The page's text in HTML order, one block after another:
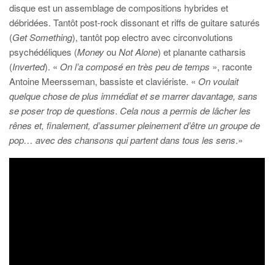
disque est un assemblage de compositions hybrides et
débridées. Tantôt post-rock dissonant et riffs de guitare saturés
(Get Something), tantôt pop electro avec circonvolutions
psychédéliques (MoneyouNot Alone) et planante catharsis
(Inverted). « On l’a composé en très peu de temps », raconte
Antoine Meersseman, bassiste et claviériste. « On voulait
quelque chose de plus immédiat et se marrer davantage, sans
se poser trop de questions. Cela nous a permis de lâcher les
rênes et, finalement, d’assumer pleinement d’être un groupe de
pop… avec des chansons qui partent dans tous les sens.»